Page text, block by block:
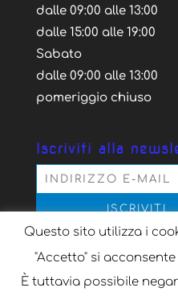
dalle 09:00 alle 13:00
dalle 15:00 alle 19:00
Sabato
dalle 09:00 alle 13:00
pomeriggio chiuso
Iscriviti alla
Acconsento al
secondo la normativa
dell'iscrizione alla newsletter
Questo sito utilizza i
"Accetto" si
È tuttavia possibile